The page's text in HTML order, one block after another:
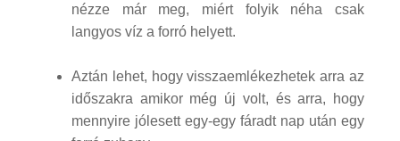
nézze már meg, miért folyik néha csak
langyos víz a forró helyett.
Aztán lehet, hogy visszaemlékezhetek arra az
időszakra amikor még új volt, és arra, hogy
mennyire jólesett egy-egy fáradt nap után egy